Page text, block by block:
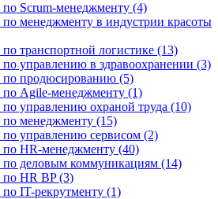
Scrum-менеджменту (4)
менеджменту в индустрии красоты
транспортной логистике (13)
управлению в здравоохранении (3)
продюсированию (5)
Agile-менеджменту (1)
управлению охраной труда (10)
менеджменту (15)
управлению сервисом (2)
HR-менеджменту (40)
деловым коммуникациям (14)
HR BP (3)
IT-рекрутменту (1)